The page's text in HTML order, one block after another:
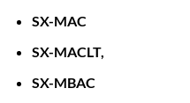
SX-MAC
SX-MACLT,
SX-MBAC